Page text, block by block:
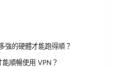
強的硬體才能跑得順？
順暢使用 VPN？